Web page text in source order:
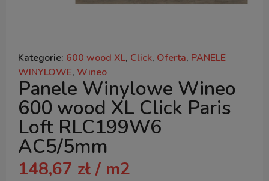
Kategorie: 600 wood XL, Click, Oferta, PANELE
WINYLOWE, Wineo
Panele Winylowe Wineo
600 wood XL Click Paris
Loft RLC199W6
AC5/5mm
148,67 zł / m2